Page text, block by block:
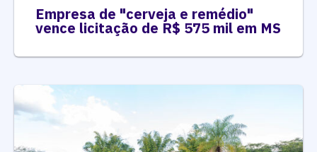
Empresa de "cerveja e remédio"
vence licitação de R$ 575 mil em MS